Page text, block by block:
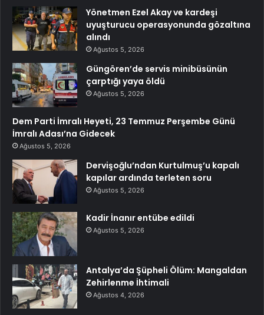
Yönetmen Ezel Akay ve kardeşi
uyuşturucu operasyonunda gözaltına
alındı
Ağustos 5, 2026
Güngören’de servis minibüsünün
çarptığı yaya öldü
Ağustos 5, 2026
Dem Parti İmralı Heyeti, 23 Temmuz Perşembe Günü
İmralı Adası’na Gidecek
Ağustos 5, 2026
Dervişoğlu’ndan Kurtulmuş’u kapalı
kapılar ardında terleten soru
Ağustos 5, 2026
Kadir İnanır entübe edildi
Ağustos 5, 2026
Antalya’da Şüpheli Ölüm: Mangaldan
Zehirlenme İhtimali
Ağustos 4, 2026